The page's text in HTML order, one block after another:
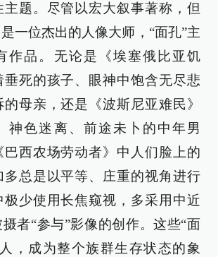
主题。尽管以宏大叙事著称，但
一位杰出的人像大师，“面孔”主
作品。无论是《埃塞俄比亚饥
垂死的孩子、眼神中饱含无尽悲
母亲，还是《波斯尼亚难民》
神色迷离、前途未卜的中年男
巴西农场劳动者》中人们脸上的
多总是以平等、庄重的视角进行
少使用长焦窥视，多采用中近
者“参与”影像的创作。这些“面
，成为整个族群生存状态的象